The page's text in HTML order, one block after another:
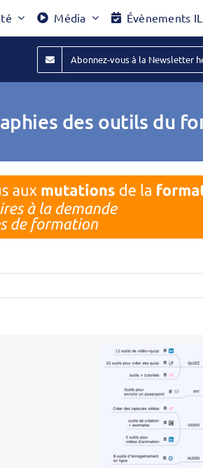
Média Évènements
Abonnez-vous à la Newsletter
des outils du